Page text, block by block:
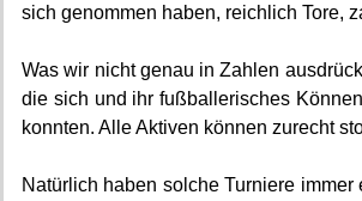
sich genommen haben, reichlich Tore,
Was wir nicht genau in Zahlen
die sich und ihr fußballerisches
konnten. Alle Aktiven können zurecht
Natürlich haben solche Turniere